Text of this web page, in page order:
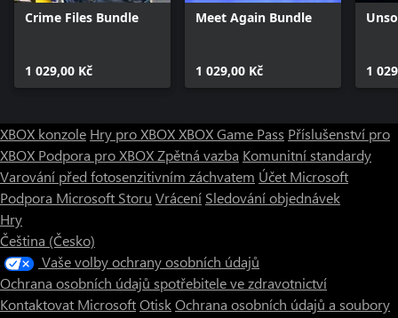
Crime Files Bundle
1 029,00 Kč
Meet Again Bundle
1 029,00 Kč 1
XBOX konzole Hry pro XBOXXBOX Game Pass Příslušenství pro
XBOX Podpora pro XBOXZpětná vazba Komunitní standardy
Varování před fotosenzitivním záchvatem Účet Microsoft
Podpora Microsoft Storu Vrácení Sledování objednávek
Hry
Čeština (Česko)
Vaše volby ochrany osobních údajů
Ochrana osobních údajů spotřebitele ve zdravotnictví
Kontaktovat MicrosoftOtiskOchrana osobních údajů a soubory